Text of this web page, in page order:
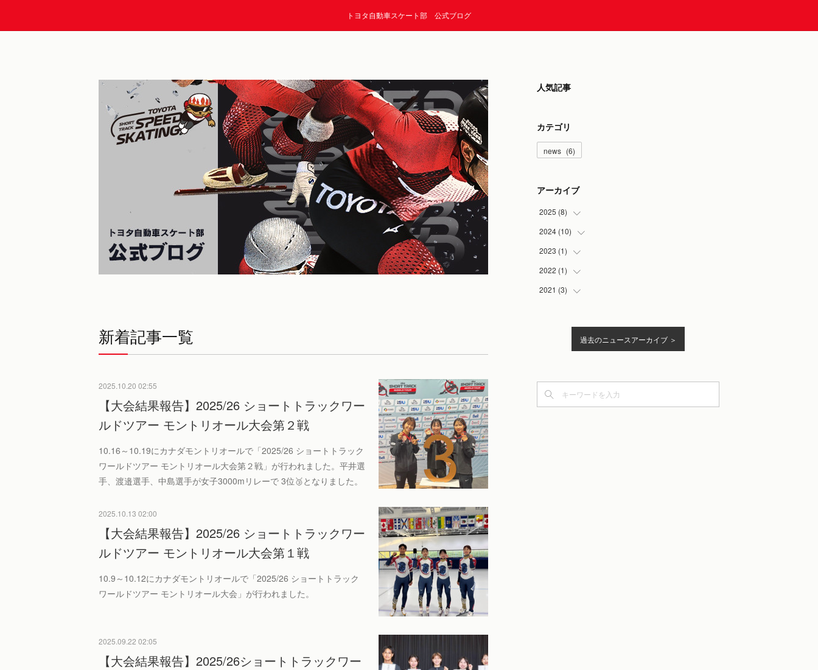
トヨタ自動車スケート部 公式ブログ
新着記事一覧
2025.10.20 02:55
【大会結果報告】2025/26 ショートトラックワー
ルドツアー モントリオール大会第２戦
10.16～10.19にカナダモントリオールで「2025/26 ショートトラック
ワールドツアー モントリオール大会第２戦」が行われました。平井選
手、渡邉選手、中島選手が女子3000mリレーで 3位🥉となりました。
2025.10.13 02:00
【大会結果報告】2025/26 ショートトラックワー
ルドツアー モントリオール大会第１戦
10.9～10.12にカナダモントリオールで「2025/26 ショートトラック
ワールドツアー モントリオール大会」が行われました。
2025.09.22 02:05
【大会結果報告】2025/26ショートトラックワー
人気記事
カテゴリ
news (6)
アーカイブ
2025 (8)
(2
(
)
(
)
(
)
2024 (10)
(
)
(
)
(
)
2)
2023 (1)
(
)
2022 (1)
(
)
2021 (3)
1)
過去のニュースアーカイブ ＞